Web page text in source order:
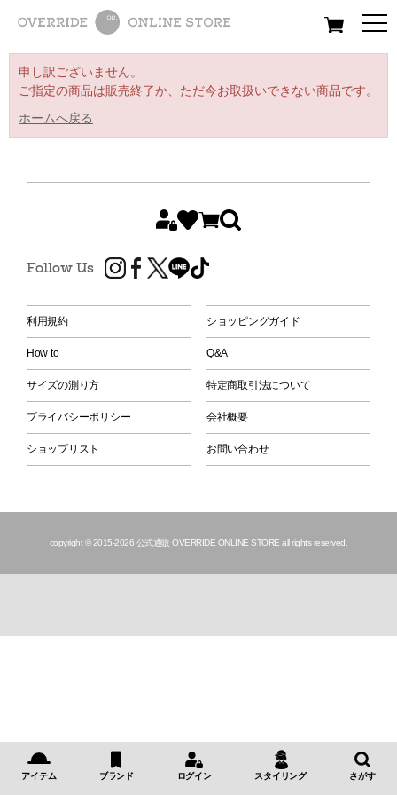
All Women Men
申し訳ございません。
ご指定の商品は販売終了か、ただ今お取扱いできない商品です。
ホームへ戻る
Follow Us
利用規約 ショッピングガイド
How to Q&A
サイズの測り方 特定商取引法について
プライバシーポリシー 会社概要
ショップリスト お問い合わせ
copyright © 2015-2026 公式通販 OVERRIDE ONLINE STORE all rights reserved.
アイテム ブランド ログイン スタイリング さがす